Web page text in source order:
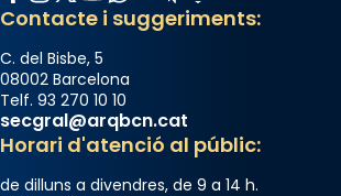
Contacte i suggeriments:
C. del Bisbe, 5
08002 Barcelona
Telf. 93 270 10 10
secgral@arqbcn.cat
Horari d'atenció al públic:
de dilluns a divendres, de 9 a 14 h.